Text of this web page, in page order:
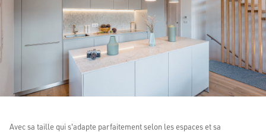
Avec sa taille qui s'adapte parfaitement selon les espaces et sa